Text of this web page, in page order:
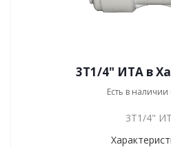
3Т1/4" ИТА в
Есть в наличии
3Т1/4"